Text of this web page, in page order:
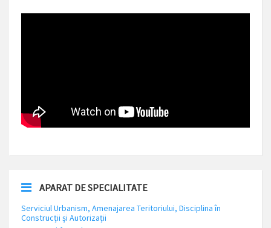
APARAT DE SPECIALITATE
Serviciul Urbanism, Amenajarea Teritoriului, Disciplina în
Construcții și Autorizații